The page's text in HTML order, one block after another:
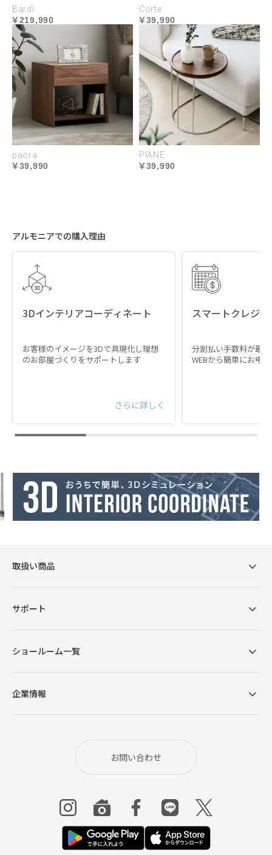
体重がかかる部分のみ沈むポケットコイルマットレ
スは、コイル密度を高めることで体圧をより細かく
分散できます。
寝床面のコイル線径は中間的な1.8㎜。柔らかさと硬
すい両端（エッジサポート）には太い線径の2.2㎜コ
柔らかさと硬さのバランスのとれた反発性
硬め
高密度コイルが生むフィット感
に負担をかけず効率負荷を吸収し、心地良いフィッ
ト感を生み出します。
Bardi
219,990
Corte
39,990
paora
39,990
PIANE
39,990
アルモニアでの購入理由
3Dインテリアコーディネート
お客様のイメージを3Dで具現化し理想
のお部屋づくりをサポートします
さらに詳しく
スマートクレジ
分割払い手数料が最
WEBから簡単にお申
取扱い商品
サポート
ショールーム一覧
企業情報
お問い合わせ